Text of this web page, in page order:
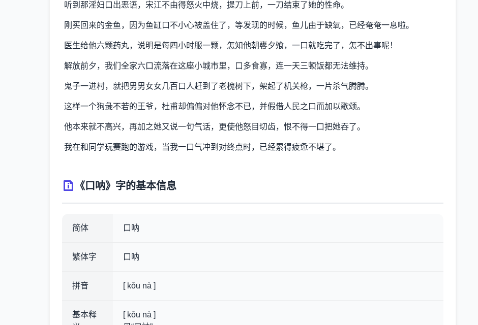
听到那淫妇口出恶语，宋江不由得怒火中烧，提刀上前，一刀结束了她的性命。
刚买回来的金鱼，因为鱼缸口不小心被盖住了，等发现的时候，鱼儿由于缺氧，已经奄奄一息啦。
医生给他六颗药丸，说明是每四小时服一颗，怎知他朝饔夕飧，一口就吃完了，怎不出事呢！
解放前夕，我们全家六口流落在这座小城市里，口多食寡，连一天三顿饭都无法维持。
鬼子一进村，就把男男女女几百口人赶到了老槐树下，架起了机关枪，一片杀气腾腾。
这样一个狗彘不若的王爷，杜甫却偏偏对他怀念不已，并假借人民之口而加以歌颂。
他本来就不高兴，再加之她又说一句气话，更使他怒目切齿，恨不得一口把她吞了。
我在和同学玩赛跑的游戏，当我一口气冲到对终点时，已经累得疲惫不堪了。
《口呐》字的基本信息
简体 口呐
繁体字 口呐
拼音 [ kǒu nà ]
基本释
[ kǒu nà ]